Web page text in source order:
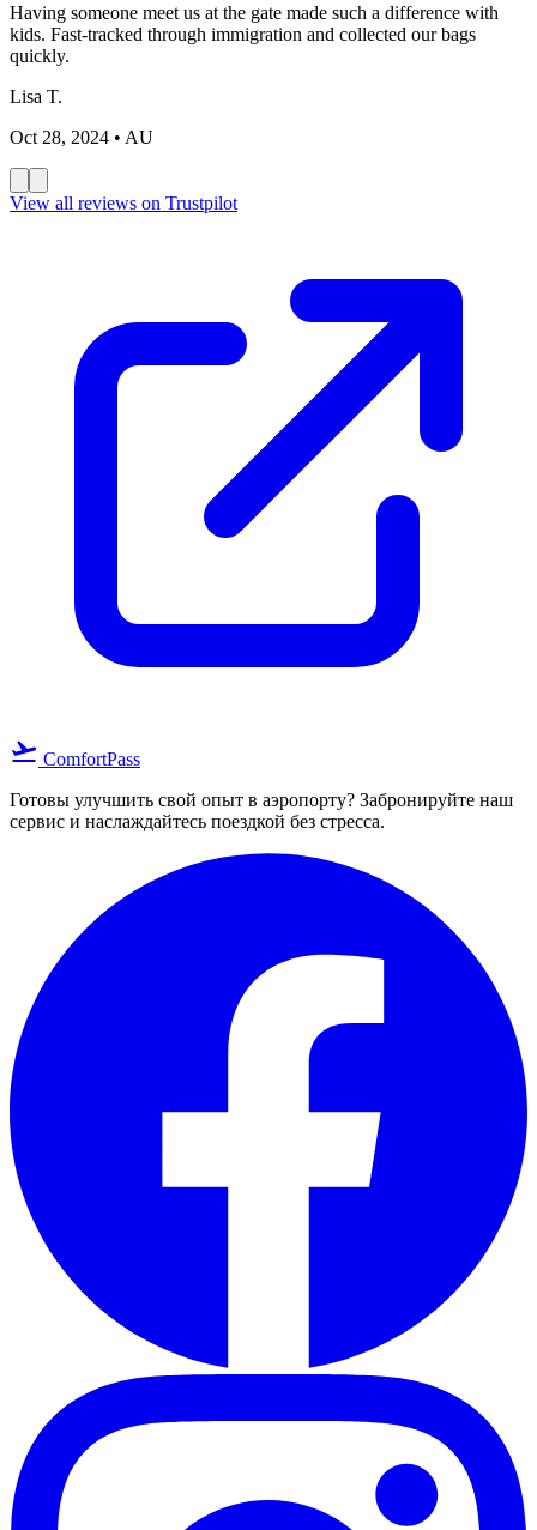
Having someone meet us at the gate made such a difference with
kids. Fast-tracked through immigration and collected our bags
quickly.
Lisa T.
Oct 28, 2024 • AU
View all reviews on Trustpilot
flight_takeoff ComfortPass
Готовы улучшить свой опыт в аэропорту? Забронируйте наш
сервис и наслаждайтесь поездкой без стресса.